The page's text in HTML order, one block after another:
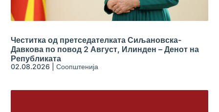
Честитка од претседателката Сиљановска-
Давкова по повод 2 Август, Илинден – Денот на
Републиката
02.08.2026 |Соопштенија